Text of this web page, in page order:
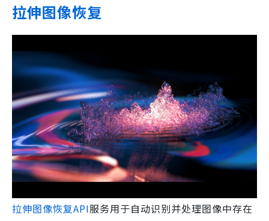
拉伸图像恢复
拉伸图像恢复API服务用于自动识别并处理图像中存在